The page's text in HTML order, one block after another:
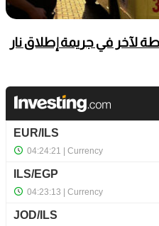
لآخر في جريمة إطلاق نار